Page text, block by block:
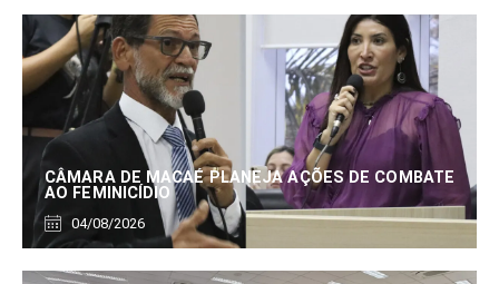
CÂMARA DE MACAÉ PLANEJA AÇÕES DE COMBATE
AO FEMINICÍDIO
04/08/2026